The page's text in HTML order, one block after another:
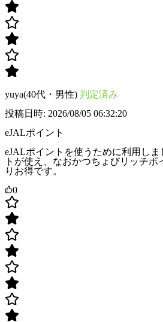
yuya(40代・男性) 判定済み
投稿日時: 2026/08/05 06:32:20
eJALポイント
eJALポイントを使うために利用し
トが使え、なおかつちょびリッチ
りお得です。
0